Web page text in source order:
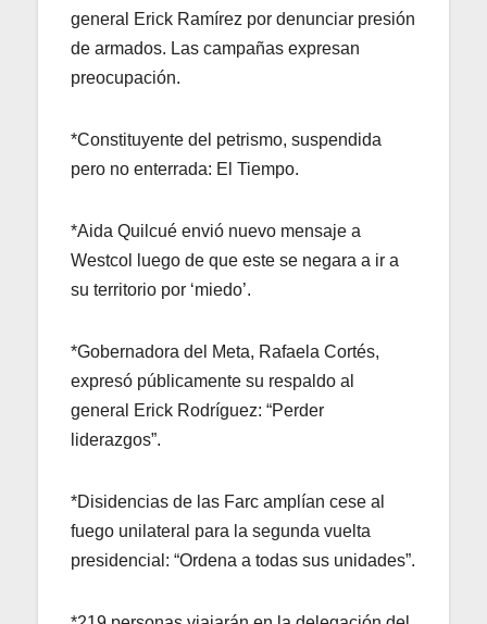
general Erick Ramírez por denunciar presión
de armados. Las campañas expresan
preocupación.
*Constituyente del petrismo, suspendida
pero no enterrada: El Tiempo.
*Aida Quilcué envió nuevo mensaje a
Westcol luego de que este se negara a ir a
su territorio por ‘miedo’.
*Gobernadora del Meta, Rafaela Cortés,
expresó públicamente su respaldo al
general Erick Rodríguez: “Perder
liderazgos”.
*Disidencias de las Farc amplían cese al
fuego unilateral para la segunda vuelta
presidencial: “Ordena a todas sus unidades”.